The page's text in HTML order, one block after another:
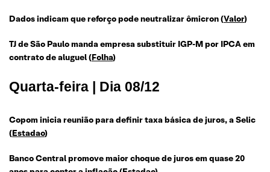
Dados indicam que reforço pode neutralizar ômicron(Valor)
TJ de São Paulo manda empresa substituir IGP-M por IPCA em
contrato de aluguel(Folha)
Quarta-feira | Dia 08/12
Copom inicia reunião para definir taxa básica de juros, a Selic
(Estadao)
Banco Central promove maior choque de juros em quase 20